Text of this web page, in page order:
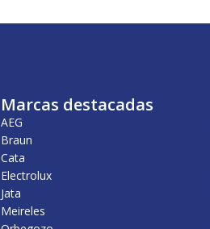
Marcas destacadas
AEG
Braun
Cata
Electrolux
Jata
Meireles